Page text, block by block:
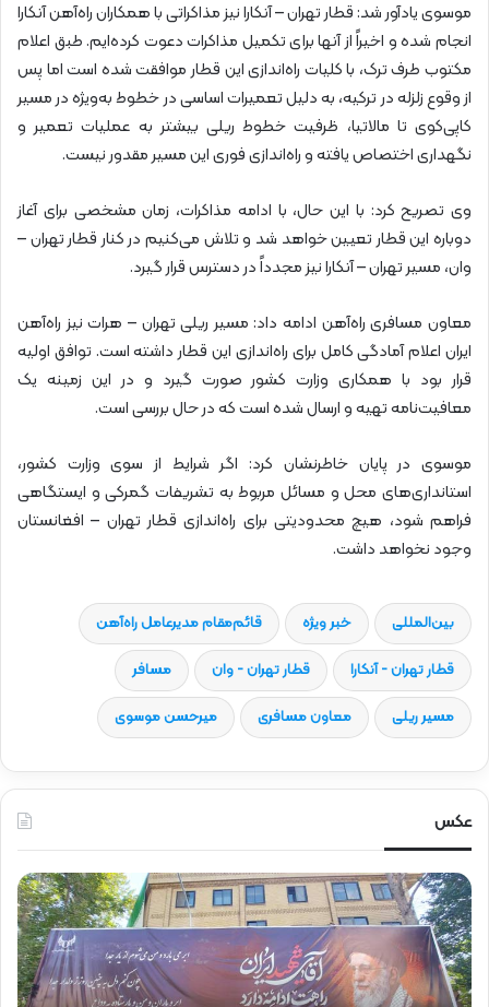
موسوی یادآور شد: قطار تهران – آنکارا نیز مذاکراتی با همکاران راه‌آهن آنکارا
انجام شده و اخیراً از آنها برای تکمیل مذاکرات دعوت کرده‌ایم. طبق اعلام
مکتوب طرف ترک، با کلیات راه‌اندازی این قطار موافقت شده است اما پس
از وقوع زلزله در ترکیه، به دلیل تعمیرات اساسی در خطوط به‌ویژه در مسیر
کاپی‌کوی تا مالاتیا، ظرفیت خطوط ریلی بیشتر به عملیات تعمیر و
نگهداری اختصاص یافته و راه‌اندازی فوری این مسیر مقدور نیست.
وی تصریح کرد: با این حال، با ادامه مذاکرات، زمان مشخصی برای آغاز
دوباره این قطار تعیین خواهد شد و تلاش می‌کنیم در کنار قطار تهران –
وان، مسیر تهران – آنکارا نیز مجدداً در دسترس قرار گیرد.
معاون مسافری راه‌آهن ادامه داد: مسیر ریلی تهران – هرات نیز راه‌آهن
ایران اعلام آمادگی کامل برای راه‌اندازی این قطار داشته است. توافق اولیه
قرار بود با همکاری وزارت کشور صورت گیرد و در این زمینه یک
معافیت‌نامه تهیه و ارسال شده است که در حال بررسی است.
موسوی در پایان خاطرنشان کرد: اگر شرایط از سوی وزارت کشور،
استانداری‌های محل و مسائل مربوط به تشریفات گمرکی و ایستگاهی
فراهم شود، هیچ محدودیتی برای راه‌اندازی قطار تهران – افغانستان
وجود نخواهد داشت.
بین‌المللی خبر ویژه قائم‌مقام مدیرعامل راه‌آهن
قطار تهران - آنکارا قطار تهران - وان مسافر
مسیر ریلی معاون مسافری میرحسن موسوی
عکس
ح
ض
و
ر
د
ک